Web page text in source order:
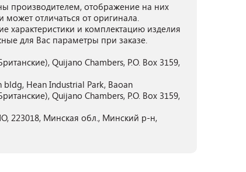
производителем, отображение на них
может отличаться от оригинала.
характеристики и комплектацию изделия
для Вас параметры при заказе.
Quijano Chambers, P.O. Box 3159,
bldg, Hean Industrial Park, Baoan
Quijano Chambers, P.O. Box 3159,
223018, Минская обл., Минский р-н,